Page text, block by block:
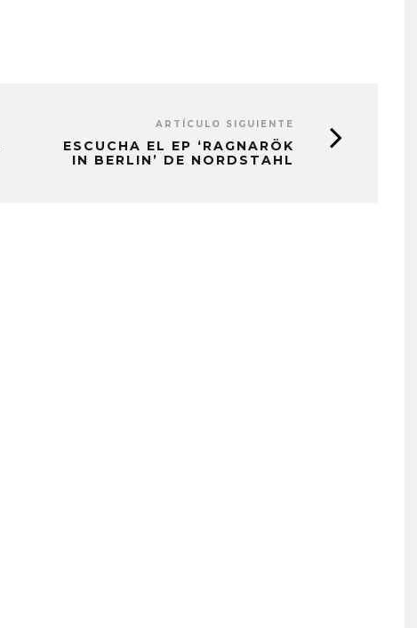
ARTÍCULO SIGUIENTE
ESCUCHA EL EP ‘RAGNARÖK
IN BERLIN’ DE NORDSTAHL